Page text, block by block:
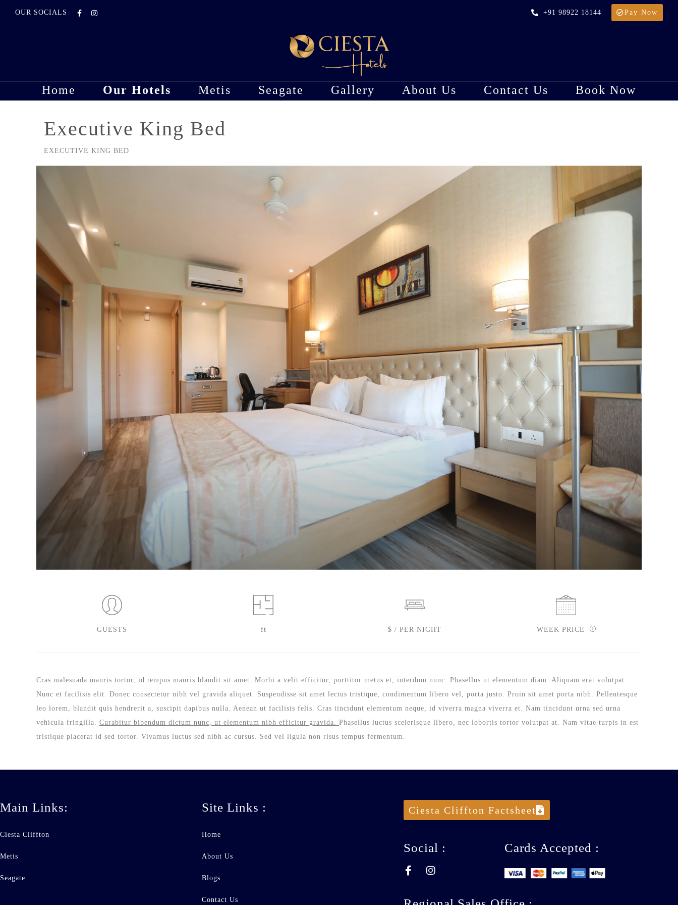
OUR SOCIALS +91 98922 18144 Pay Now
Home Our Hotels Metis Seagate Gallery About Us Contact Us Book Now
Executive King Bed
EXECUTIVE KING BED
GUESTS ft $ / PER NIGHT WEEK PRICE
Cras malesuada mauris tortor, id tempus mauris blandit sit amet. Morbi a velit efficitur, porttitor metus et, interdum nunc. Phasellus ut elementum diam. Aliquam erat volutpat.
Nunc et facilisis elit. Donec consectetur nibh vel gravida aliquet. Suspendisse sit amet lectus tristique, condimentum libero vel, porta justo. Proin sit amet porta nibh. Pellentesque
leo lorem, blandit quis hendrerit a, suscipit dapibus nulla. Aenean ut facilisis felis. Cras tincidunt elementum neque, id viverra magna viverra et. Nam tincidunt urna sed urna
vehicula fringilla. Curabitur bibendum dictum nunc, ut elementum nibh efficitur gravida. Phasellus luctus scelerisque libero, nec lobortis tortor volutpat at. Nam vitae turpis in est
tristique placerat id sed tortor. Vivamus luctus sed nibh ac cursus. Sed vel ligula non risus tempus fermentum.
Main Links:
Ciesta Cliffton
Metis
Seagate
Site Links :
Home
About Us
Blogs
Contact Us
Ciesta Cliffton Factsheet
Social : Cards Accepted :